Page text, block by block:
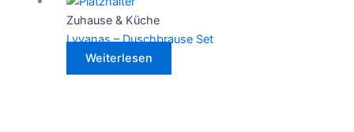
Zuhause & Küche
Lyvanas – Duschbrause Set
Weiterlesen